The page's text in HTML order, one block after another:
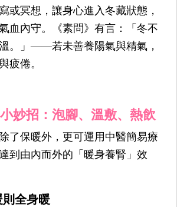
或冥想，讓身心進入冬藏狀態，
血內守。《素問》有言：「冬不
。」——若未善養陽氣與精氣，
疲倦。
妙招：泡腳、溫敷、熱飲
了保暖外，更可運用中醫簡易療
到由內而外的「暖身養腎」效
則全身暖